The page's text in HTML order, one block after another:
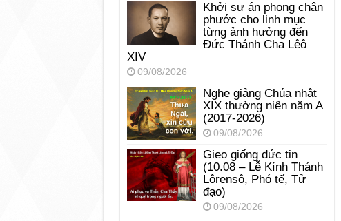
Khởi sự án phong chân
phước cho linh mục
từng ảnh hưởng đến
Đức Thánh Cha Lêô
XIV
09/08/2026
Nghe giảng Chúa nhật
XIX thường niên năm A
(2017-2026)
09/08/2026
Gieo giống đức tin
(10.08 – Lễ Kính Thánh
Lôrensô, Phó tế, Tử
đạo)
09/08/2026